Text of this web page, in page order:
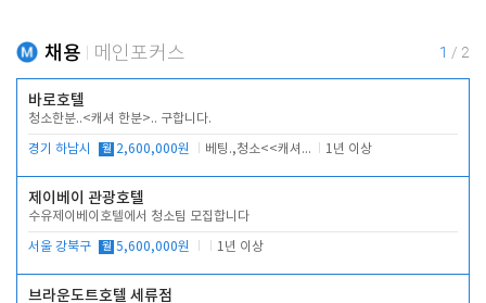
채용 메인포커스 1 / 2
바로호텔
청소한분..<캐셔 한분>.. 구합니다.
경기 하남시 월 2,600,000원 베팅.,청소<<캐셔 모셔봅니다. 1년 이상
제이베이 관광호텔
수유제이베이호텔에서 청소팀 모집합니다
서울 강북구 월 5,600,000원 1년 이상
브라운도트호텔 세류점